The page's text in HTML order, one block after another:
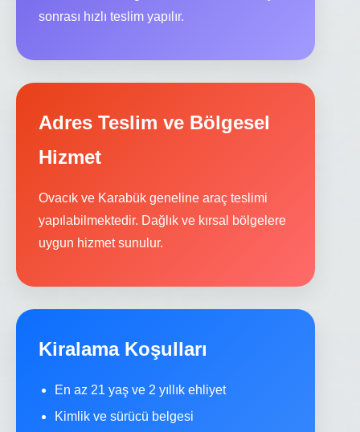
sonrası hızlı teslim yapılır.
Adres Teslim ve Bölgesel
Hizmet
Ovacık ve Karabük geneline araç teslimi
yapılabilmektedir. Dağlık ve kırsal bölgelere
uygun hizmet sunulur.
Kiralama Koşulları
En az 21 yaş ve 2 yıllık ehliyet
Kimlik ve sürücü belgesi